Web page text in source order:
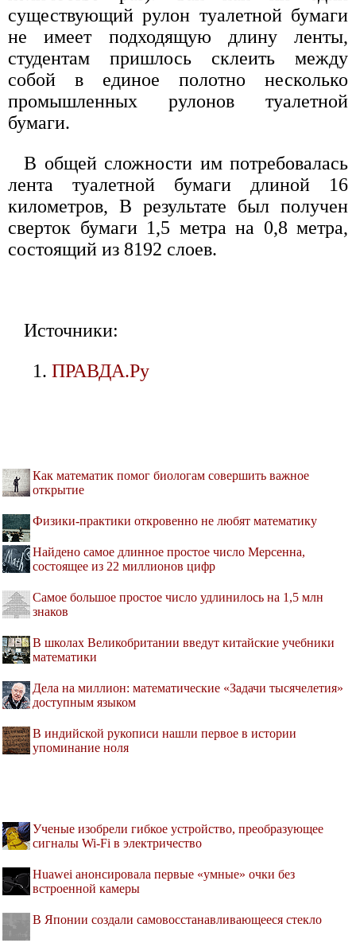
существующий рулон туалетной бумаги
не имеет подходящую длину ленты,
студентам пришлось склеить между
собой в единое полотно несколько
промышленных рулонов туалетной
бумаги.
В общей сложности им потребовалась
лента туалетной бумаги длиной 16
километров, В результате был получен
сверток бумаги 1,5 метра на 0,8 метра,
состоящий из 8192 слоев.
Источники:
ПРАВДА.Ру
Как математик помог биологам совершить важное
открытие
Физики-практики откровенно не любят математику
Найдено самое длинное простое число Мерсенна,
состоящее из 22 миллионов цифр
Самое большое простое число удлинилось на 1,5 млн
знаков
В школах Великобритании введут китайские учебники
математики
Дела на миллион: математические «Задачи тысячелетия»
доступным языком
В индийской рукописи нашли первое в истории
упоминание ноля
Ученые изобрели гибкое устройство, преобразующее
сигналы Wi-Fi в электричество
Huawei анонсировала первые «умные» очки без
встроенной камеры
В Японии создали самовосстанавливающееся стекло